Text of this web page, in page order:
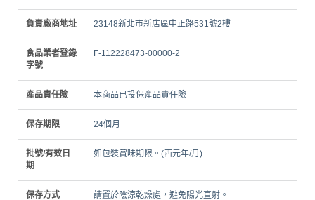
負責廠商地址 23148新北市新店區中正路531號2樓
食品業者登錄
字號
F-112228473-00000-2
產品責任險 本商品已投保產品責任險
保存期限 24個月
批號/有效日
期
如包裝賞味期限。(西元年/月)
保存方式 請置於陰涼乾燥處，避免陽光直射。